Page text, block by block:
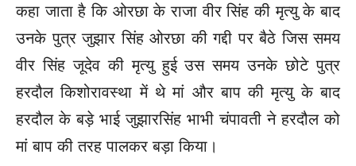
कहा जाता है कि ओरछा के राजा वीर सिंह की मृत्यु के बाद
उनके पुत्र जुझार सिंह ओरछा की गद्दी पर बैठे जिस समय
वीर सिंह जूदेव की मृत्यु हुई उस समय उनके छोटे पुत्र
हरदौल किशोरावस्था में थे मां और बाप की मृत्यु के बाद
हरदौल के बड़े भाई जुझारसिंह भाभी चंपावती ने हरदौल को
मां बाप की तरह पालकर बड़ा किया।